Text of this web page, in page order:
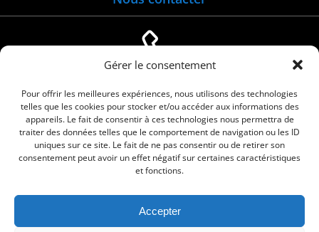
Gérer le consentement
Pour offrir les meilleures expériences, nous utilisons des technologies
telles que les cookies pour stocker et/ou accéder aux informations des
appareils. Le fait de consentir à ces technologies nous permettra de
traiter des données telles que le comportement de navigation ou les ID
uniques sur ce site. Le fait de ne pas consentir ou de retirer son
consentement peut avoir un effet négatif sur certaines caractéristiques
et fonctions.
Accepter
04 66 88 01 05